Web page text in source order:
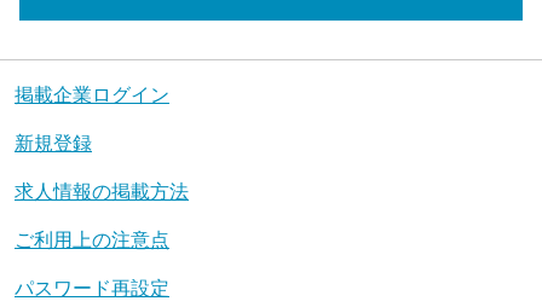
掲載企業ログイン
新規登録
求人情報の掲載方法
ご利用上の注意点
パスワード再設定